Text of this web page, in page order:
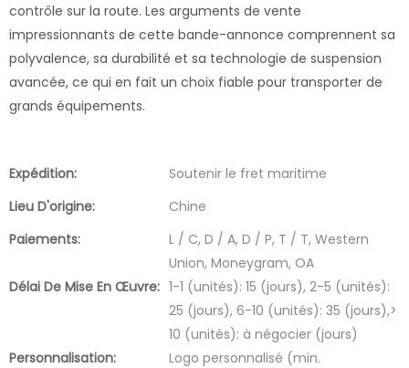
contrôle sur la route. Les arguments de vente
impressionnants de cette bande-annonce comprennent sa
polyvalence, sa durabilité et sa technologie de suspension
avancée, ce qui en fait un choix fiable pour transporter de
grands équipements.
Expédition:
Soutenir le fret maritime
Lieu D'origine:
Chine
Paiements:
L / C, D / A, D / P, T / T, Western
Union, Moneygram, OA
Délai De Mise En Œuvre: 1-1 (unités): 15 (jours), 2-5 (unités):
25 (jours), 6-10 (unités): 35 (jours),>
10 (unités): à négocier (jours)
Personnalisation:
Logo personnalisé (min.